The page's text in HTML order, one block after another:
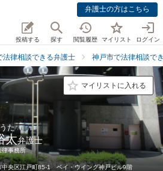
弁護士の方はこちら
投稿する 探す 閲覧履歴 マイリスト ログイン
法律相談できる弁護士 神戸市で法律相談で
マイリストに入れる
た
太弁護士
律事務所
中央区江戸町85-1 ベイ・ウイング神戸ビル9階